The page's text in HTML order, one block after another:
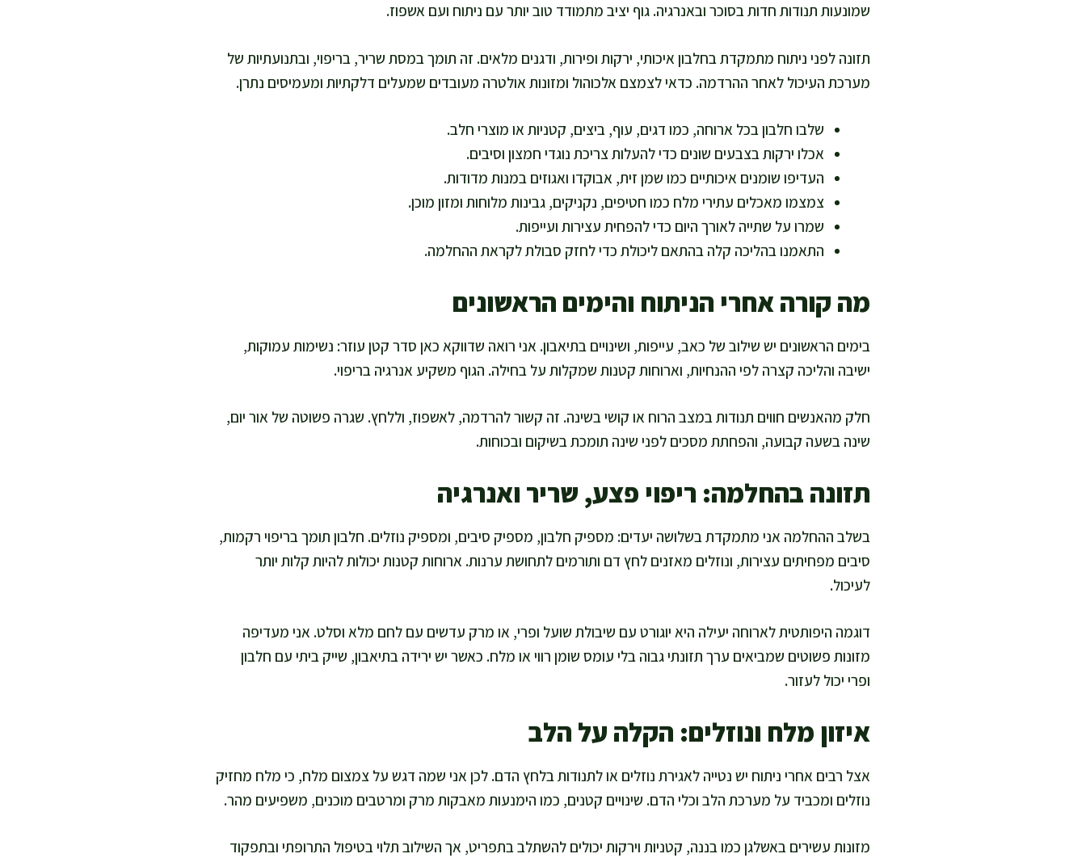
שמונעות תנודות חדות בסוכר ובאנרגיה. גוף יציב מתמודד טוב יותר עם ניתוח ועם אשפוז.
תזונה לפני ניתוח מתמקדת בחלבון איכותי, ירקות ופירות, ודגנים מלאים. זה תומך במסת שריר, בריפוי, ובתנועתיות של
מערכת העיכול לאחר ההרדמה. כדאי לצמצם אלכוהול ומזונות אולטרה מעובדים שמעלים דלקתיות ומעמיסים נתרן.
שלבו חלבון בכל ארוחה, כמו דגים, עוף, ביצים, קטניות או מוצרי חלב.
אכלו ירקות בצבעים שונים כדי להעלות צריכת נוגדי חמצון וסיבים.
העדיפו שומנים איכותיים כמו שמן זית, אבוקדו ואגוזים במנות מדודות.
צמצמו מאכלים עתירי מלח כמו חטיפים, נקניקים, גבינות מלוחות ומזון מוכן.
שמרו על שתייה לאורך היום כדי להפחית עצירות ועייפות.
התאמנו בהליכה קלה בהתאם ליכולת כדי לחזק סבולת לקראת ההחלמה.
מה קורה אחרי הניתוח והימים הראשונים
בימים הראשונים יש שילוב של כאב, עייפות, ושינויים בתיאבון. אני רואה שדווקא כאן סדר קטן עוזר: נשימות עמוקות,
ישיבה והליכה קצרה לפי ההנחיות, וארוחות קטנות שמקלות על בחילה. הגוף משקיע אנרגיה בריפוי.
חלק מהאנשים חווים תנודות במצב הרוח או קושי בשינה. זה קשור להרדמה, לאשפוז, וללחץ. שגרה פשוטה של אור יום,
שינה בשעה קבועה, והפחתת מסכים לפני שינה תומכת בשיקום ובכוחות.
תזונה בהחלמה: ריפוי פצע, שריר ואנרגיה
בשלב ההחלמה אני מתמקדת בשלושה יעדים: מספיק חלבון, מספיק סיבים, ומספיק נוזלים. חלבון תומך בריפוי רקמות,
סיבים מפחיתים עצירות, ונוזלים מאזנים לחץ דם ותורמים לתחושת ערנות. ארוחות קטנות יכולות להיות קלות יותר
לעיכול.
דוגמה היפותטית לארוחה יעילה היא יוגורט עם שיבולת שועל ופרי, או מרק עדשים עם לחם מלא וסלט. אני מעדיפה
מזונות פשוטים שמביאים ערך תזונתי גבוה בלי עומס שומן רווי או מלח. כאשר יש ירידה בתיאבון, שייק ביתי עם חלבון
ופרי יכול לעזור.
איזון מלח ונוזלים: הקלה על הלב
אצל רבים אחרי ניתוח יש נטייה לאגירת נוזלים או לתנודות בלחץ הדם. לכן אני שמה דגש על צמצום מלח, כי מלח מחזיק
נוזלים ומכביד על מערכת הלב וכלי הדם. שינויים קטנים, כמו הימנעות מאבקות מרק ומרטבים מוכנים, משפיעים מהר.
מזונות עשירים באשלגן כמו בננה, קטניות וירקות יכולים להשתלב בתפריט, אך השילוב תלוי בטיפול התרופתי ובתפקוד